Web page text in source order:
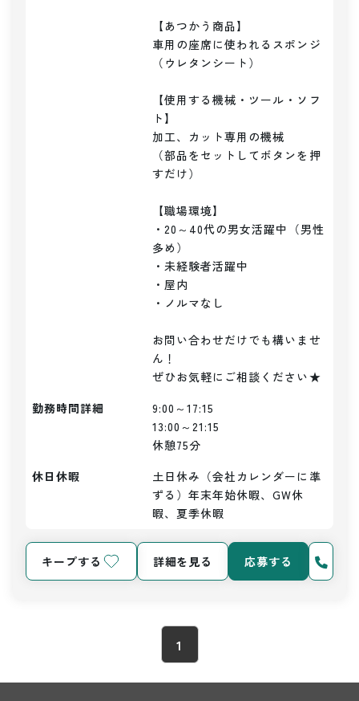
【あつかう商品】
車用の座席に使われるスポンジ
（ウレタンシート）
【使用する機械・ツール・ソフ
ト】
加工、カット専用の機械
（部品をセットしてボタンを押
すだけ）
【職場環境】
・20～40代の男女活躍中（男性
多め）
・未経験者活躍中
・屋内
・ノルマなし
お問い合わせだけでも構いませ
ん！
ぜひお気軽にご相談ください★
勤務時間詳細
9:00～17:15
13:00～21:15
休憩75分
休日休暇
土日休み（会社カレンダーに準
ずる）年末年始休暇、GW休
暇、夏季休暇
キープする 詳細を見る 応募する
1